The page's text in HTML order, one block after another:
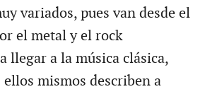
variados, pues van desde el
el metal y el rock
llegar a la música clásica,
mismos describen a